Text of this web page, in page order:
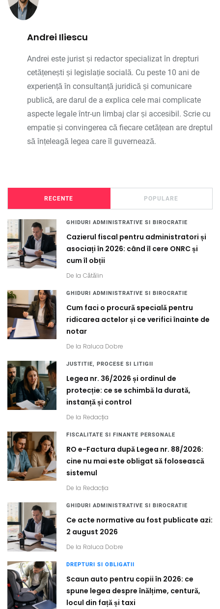
Andrei Iliescu
Andrei este jurist și redactor specializat în drepturi
cetățenești și legislație socială. Cu peste 10 ani de
experiență în consultanță juridică și comunicare
publică, are darul de a explica cele mai complicate
aspecte legale într-un limbaj clar și accesibil. Scrie cu
empatie și convingerea că fiecare cetățean are dreptul
să înțeleagă legea care îl guvernează.
RECENTE POPULARE
GHIDURI ADMINISTRATIVE SI BIROCRATIE
Cazierul fiscal pentru administratori și
asociați în 2026: când îl cere ONRC și
cum îl obții
De la Cătălin
GHIDURI ADMINISTRATIVE SI BIROCRATIE
Cum faci o procură specială pentru
ridicarea actelor și ce verifici înainte de
notar
De la Raluca Dobre
JUSTITIE, PROCESE SI LITIGII
Legea nr. 36/2026 și ordinul de
protecție: ce se schimbă la durată,
instanță și control
De la Redacția
FISCALITATE SI FINANTE PERSONALE
RO e-Factura după Legea nr. 88/2026:
cine nu mai este obligat să folosească
sistemul
De la Redacția
GHIDURI ADMINISTRATIVE SI BIROCRATIE
Ce acte normative au fost publicate azi:
2 august 2026
De la Raluca Dobre
DREPTURI SI OBLIGATII
Scaun auto pentru copii în 2026: ce
spune legea despre înălțime, centură,
locul din față și taxi